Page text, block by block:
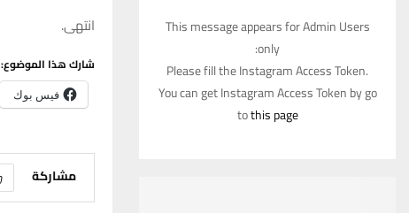
انتهى.
شارك هذا الموضوع:
فيس بوك
مشاركة
This message appears for Admin Users
only:
Please fill the Instagram Access Token.
You can get Instagram Access Token by go
tothis page